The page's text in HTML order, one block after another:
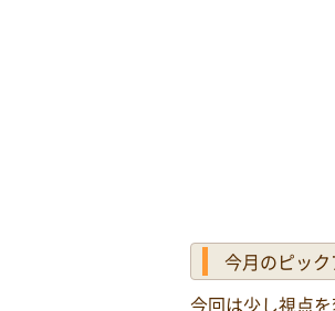
今月のピッ
今回は少し視点